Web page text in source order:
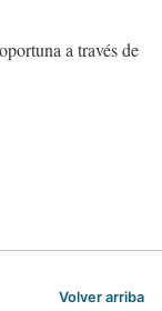
a través de
Volver arriba